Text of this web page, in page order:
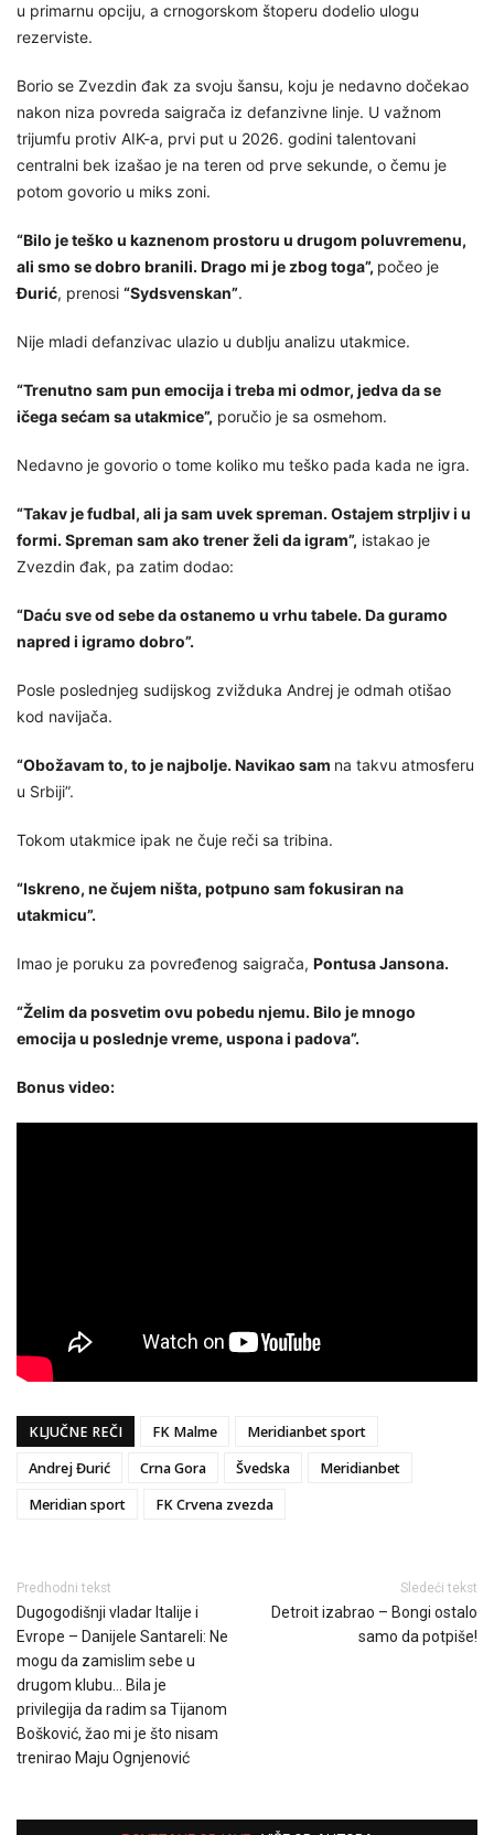
u primarnu opciju, a crnogorskom štoperu dodelio ulogu
rezerviste.
Borio se Zvezdin đak za svoju šansu, koju je nedavno dočekao
nakon niza povreda saigrača iz defanzivne linje. U važnom
trijumfu protiv AIK-a, prvi put u 2026. godini talentovani
centralni bek izašao je na teren od prve sekunde, o čemu je
potom govorio u miks zoni.
“Bilo je teško u kaznenom prostoru u drugom poluvremenu,
ali smo se dobro branili. Drago mi je zbog toga”, počeo je
Đurić, prenosi “Sydsvenskan”.
Nije mladi defanzivac ulazio u dublju analizu utakmice.
“Trenutno sam pun emocija i treba mi odmor, jedva da se
ičega sećam sa utakmice”, poručio je sa osmehom.
Nedavno je govorio o tome koliko mu teško pada kada ne igra.
“Takav je fudbal, ali ja sam uvek spreman. Ostajem strpljiv i u
formi. Spreman sam ako trener želi da igram”, istakao je
Zvezdin đak, pa zatim dodao:
“Daću sve od sebe da ostanemo u vrhu tabele. Da guramo
napred i igramo dobro”.
Posle poslednjeg sudijskog zvižduka Andrej je odmah otišao
kod navijača.
“Obožavam to, to je najbolje. Navikao sam na takvu atmosferu
u Srbiji”.
Tokom utakmice ipak ne čuje reči sa tribina.
“Iskreno, ne čujem ništa, potpuno sam fokusiran na
utakmicu”.
Imao je poruku za povređenog saigrača, Pontusa Jansona.
“Želim da posvetim ovu pobedu njemu. Bilo je mnogo
emocija u poslednje vreme, uspona i padova”.
Bonus video:
KLJUČNE REČI FK Malme
Meridianbet sport
Andrej Đurić
Crna Gora Švedska
Meridianbet
Meridian sport
FK Crvena zvezda
Predhodni tekst
Dugogodišnji vladar Italije i
Evrope – Danijele Santareli: Ne
mogu da zamislim sebe u
drugom klubu… Bila je
privilegija da radim sa Tijanom
Bošković, žao mi je što nisam
trenirao Maju Ognjenović
Sledeći tekst
Detroit izabrao – Bongi ostalo
samo da potpiše!